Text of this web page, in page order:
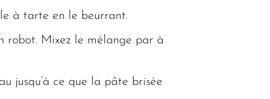
à tarte en le beurrant.
robot. Mixez le mélange par à
jusqu’à ce que la pâte brisée